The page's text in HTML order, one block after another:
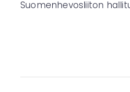
Suomenhevosliiton